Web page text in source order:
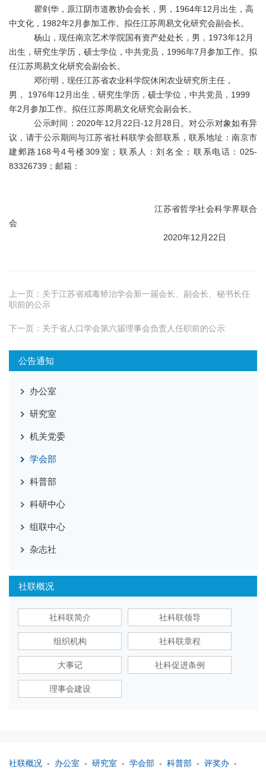
瞿剑华 ， 原江阴市道教协会会长 ，男， 1964年12 月出生，高
中文化 ， 1982年2 月参加工作。拟任江苏周易文化研究会副会长。
杨山 ，现任南京艺术学院国有资产处处长 ，男 ，1973年12 月
出生，研究生学历， 硕士学位，中共党员， 1996年7 月参加工作。拟
任江苏周易文化研究会副会长。
邓衍明 ，现任江苏省农业科学院休闲农业研究所主任 ，
男，
1976年12 月出生，研究生学历， 硕士学位，中共党员， 1999
年2 月参加工作。拟任江苏周易文化研究会副会长。
公示时间： 2020年12 月 22日-12 月 28 日。对公示对象如有异
议，请于公示期间与江苏省社科联学会部联系，联系地址：南京市
建邺路 168号4号楼309室 ；联系 人：刘名全；联系电话： 025-
83326739 ；邮箱：
江苏省哲学社会科学界联合
会
2020年12月22日
上一页： 关于江苏省戒毒矫治学会新一届会长、副会长、秘书长任
职前的公示
下一页： 关于省人口学会第六届理事会负责人任职前的公示
公告通知
办公室
研究室
机关党委
学会部
科普部
科研中心
组联中心
杂志社
社联概况
社科联简介 社科联领导
组织机构 社科联章程
大事记 社科促进条例
理事会建设
社联概况 - 办公室 - 研究室 - 学会部 - 科普部 - 评奖办 -